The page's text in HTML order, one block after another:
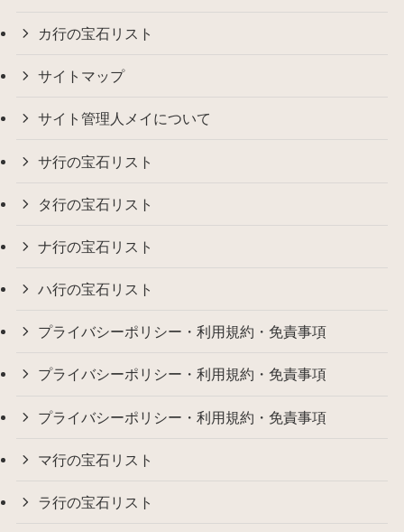
カ行の宝石リスト
サイトマップ
サイト管理人メイについて
サ行の宝石リスト
タ行の宝石リスト
ナ行の宝石リスト
ハ行の宝石リスト
プライバシーポリシー・利用規約・免責事項
プライバシーポリシー・利用規約・免責事項
プライバシーポリシー・利用規約・免責事項
マ行の宝石リスト
ラ行の宝石リスト